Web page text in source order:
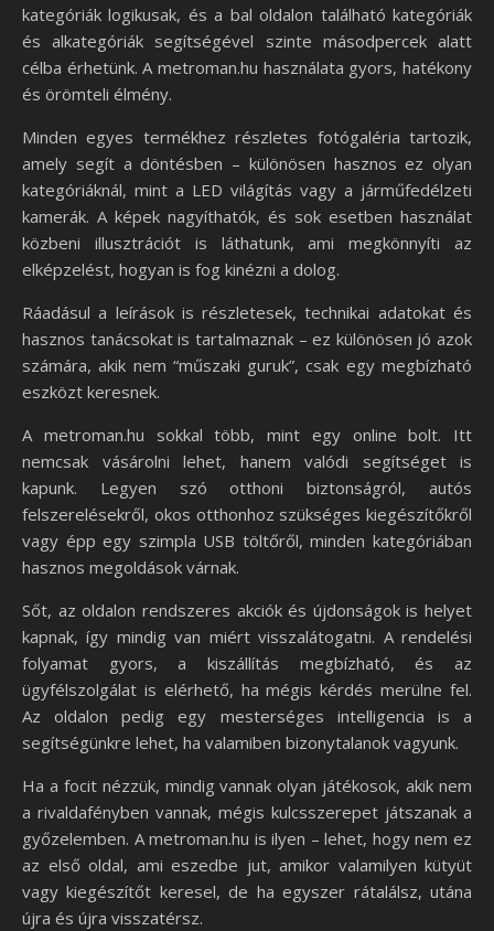
kategóriák logikusak, és a bal oldalon található kategóriák
és alkategóriák segítségével szinte másodpercek alatt
célba érhetünk. A metroman.hu használata gyors, hatékony
és örömteli élmény.
Minden egyes termékhez részletes fotógaléria tartozik,
amely segít a döntésben – különösen hasznos ez olyan
kategóriáknál, mint a LED világítás vagy a járműfedélzeti
kamerák. A képek nagyíthatók, és sok esetben használat
közbeni illusztrációt is láthatunk, ami megkönnyíti az
elképzelést, hogyan is fog kinézni a dolog.
Ráadásul a leírások is részletesek, technikai adatokat és
hasznos tanácsokat is tartalmaznak – ez különösen jó azok
számára, akik nem “műszaki guruk”, csak egy megbízható
eszközt keresnek.
A metroman.hu sokkal több, mint egy online bolt. Itt
nemcsak vásárolni lehet, hanem valódi segítséget is
kapunk. Legyen szó otthoni biztonságról, autós
felszerelésekről, okos otthonhoz szükséges kiegészítőkről
vagy épp egy szimpla USB töltőről, minden kategóriában
hasznos megoldások várnak.
Sőt, az oldalon rendszeres akciók és újdonságok is helyet
kapnak, így mindig van miért visszalátogatni. A rendelési
folyamat gyors, a kiszállítás megbízható, és az
ügyfélszolgálat is elérhető, ha mégis kérdés merülne fel.
Az oldalon pedig egy mesterséges intelligencia is a
segítségünkre lehet, ha valamiben bizonytalanok vagyunk.
Ha a focit nézzük, mindig vannak olyan játékosok, akik nem
a rivaldafényben vannak, mégis kulcsszerepet játszanak a
győzelemben. A metroman.hu is ilyen – lehet, hogy nem ez
az első oldal, ami eszedbe jut, amikor valamilyen kütyüt
vagy kiegészítőt keresel, de ha egyszer rátalálsz, utána
újra és újra visszatérsz.